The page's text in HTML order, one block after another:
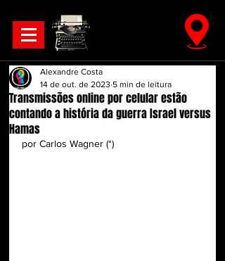
Transmissões online por celular estão
contando a história da guerra Israel versus
Hamas
Alexandre Costa
14 de out. de 2023 5 min de leitura
por Carlos Wagner (*)